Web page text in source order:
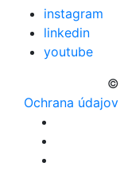
instagram
linkedin
youtube
©
Ochrana údajov